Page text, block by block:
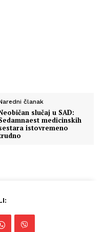
članak
slučaj u SAD:
medicinskih
istovremeno